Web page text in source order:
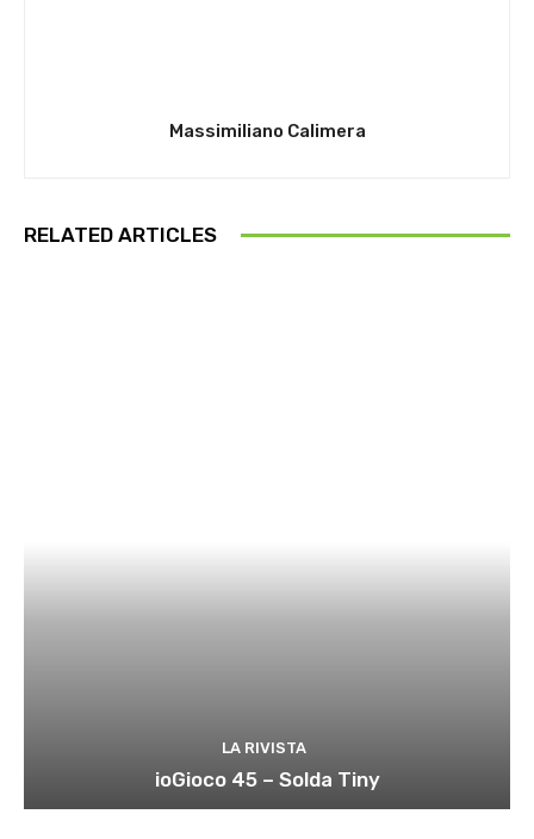
Massimiliano Calimera
RELATED ARTICLES
LA RIVISTA
ioGioco 45 – Solda Tiny